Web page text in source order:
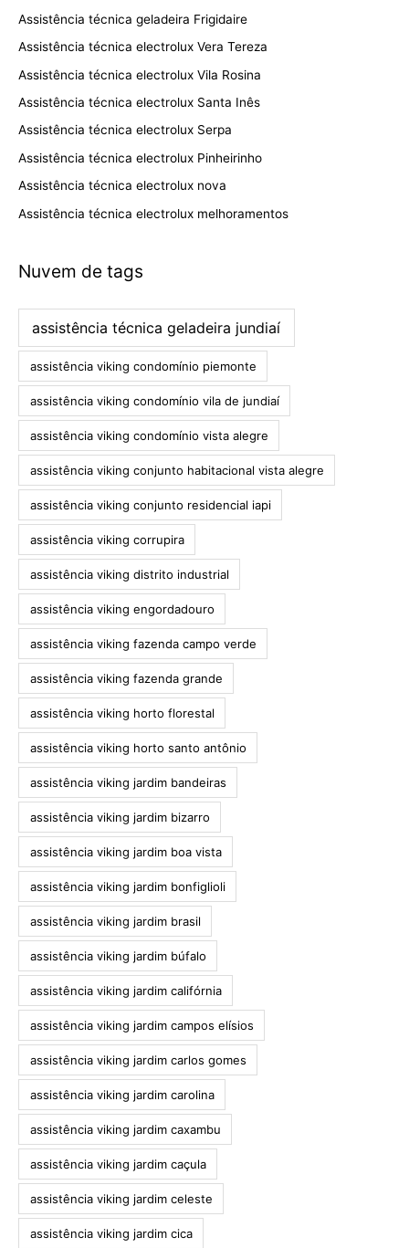
Assistência técnica geladeira Frigidaire
Assistência técnica electrolux Vera Tereza
Assistência técnica electrolux Vila Rosina
Assistência técnica electrolux Santa Inês
Assistência técnica electrolux Serpa
Assistência técnica electrolux Pinheirinho
Assistência técnica electrolux nova
Assistência técnica electrolux melhoramentos
Nuvem de tags
assistência técnica geladeira jundiaí
assistência viking condomínio piemonte
assistência viking condomínio vila de jundiaí
assistência viking condomínio vista alegre
assistência viking conjunto habitacional vista alegre
assistência viking conjunto residencial iapi
assistência viking corrupira
assistência viking distrito industrial
assistência viking engordadouro
assistência viking fazenda campo verde
assistência viking fazenda grande
assistência viking horto florestal
assistência viking horto santo antônio
assistência viking jardim bandeiras
assistência viking jardim bizarro
assistência viking jardim boa vista
assistência viking jardim bonfiglioli
assistência viking jardim brasil
assistência viking jardim búfalo
assistência viking jardim califórnia
assistência viking jardim campos elísios
assistência viking jardim carlos gomes
assistência viking jardim carolina
assistência viking jardim caxambu
assistência viking jardim caçula
assistência viking jardim celeste
assistência viking jardim cica